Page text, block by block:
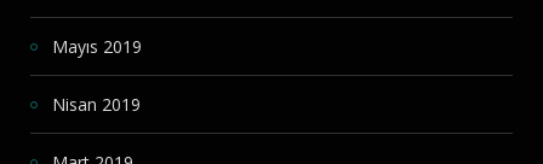
Mayıs 2019
Nisan 2019